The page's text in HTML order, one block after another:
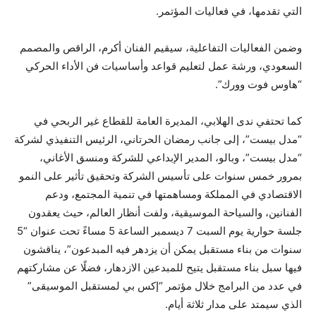
التي تقدمها، في فعاليات المؤتمر.
وضمن الفعاليات التفاعلية، سيقيم الفنان أكرم، الراقص والمصمم
السعودي، ورشة عمل لتعليم قواعد وأساسيات فن الأداء الحركي
“هاوس فوت وورك”.
كما تحتفي ندى الهلابي، المديرة العامة للقطاع غير الربحي في
“مدل بيست”، إلى جانب رمضان الحرتاني، الرئيس التنفيذي لشركة
“مدل بيست”، وبالو، المدير الإبداعي للشركة ومنسق الأغاني،
بمرور خمس سنوات على تأسيس الشركة وتحقيق تأثير على النمو
الاقتصادي في المملكة ومساهمتها في تنمية المجتمع، ودعم
الفنانين، والسياحة الموسيقية، ولفت أنظار العالم، حيث يعقدون
جلسة حوارية يوم السبت 7 ديسمبر الساعة 5 مساءً تحت عنوان “5
سنوات من بناء مستقبل يمكن أن يزدهر فيه المبدعون”، يناقشون
فيها سبل بناء مستقبل يتيح للمبدعين الازدهار، فضلًا عن مشاركتهم
في عدد من البرامج خلال مؤتمر “إكس بي لمستقبل الموسيقى”
الذي سيمتد على مدار ثلاثة أيام.